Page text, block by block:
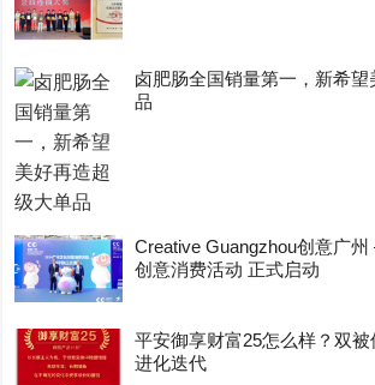
卤肥肠全国销量第一，新希
品
Creative Guangzhou创意广
创意消费活动 正式启动
平安御享财富25怎么样？双
进化迭代